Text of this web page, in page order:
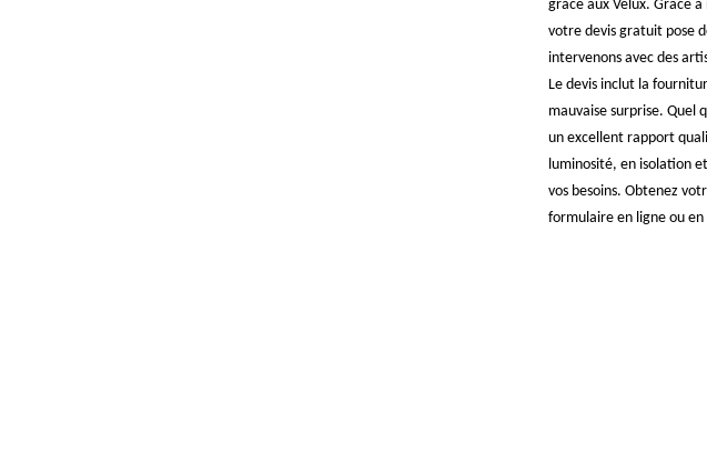
grâce aux Velux. Grâce
votre devis gratuit pose
intervenons avec des
Le devis inclut la
mauvaise surprise. Quel
un excellent rapport
luminosité, en isolation
vos besoins. Obtenez
formulaire en ligne ou